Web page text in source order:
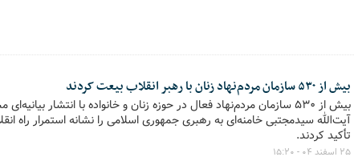
بیش از ۵۳۰ سازمان مردم‌نهاد زنان با رهبر انقلاب بیعت کردند
بیش از ۵۳۰ سازمان مردم‌نهاد فعال در حوزه زنان و خانواده با انتشار
آیت‌الله سیدمجتبی خامنه‌ای به رهبری جمهوری اسلامی را نشانه استمرار راه
تأکید کردند.
۲۵ اسفند ۰۴ - ۱۵:۲۰